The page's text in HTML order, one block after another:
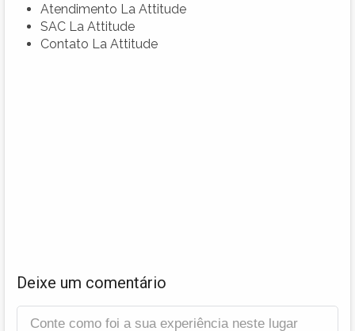
Atendimento La Attitude
SAC La Attitude
Contato La Attitude
Deixe um comentário